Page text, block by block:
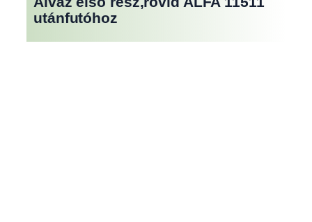
utánfutóhoz